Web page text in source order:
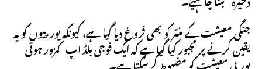
جنگی معیشت کے منتر کو بھی فروغ دیا گیا ہے، کیونکہ یورپیوں کو یہ
یقین کرنے پر مجبور کیا گیا ہے کہ ایک فوجی بلڈ اپ کمزور ہوتی
یورپی معیشت کو مضبوط کرسکتا ہے۔